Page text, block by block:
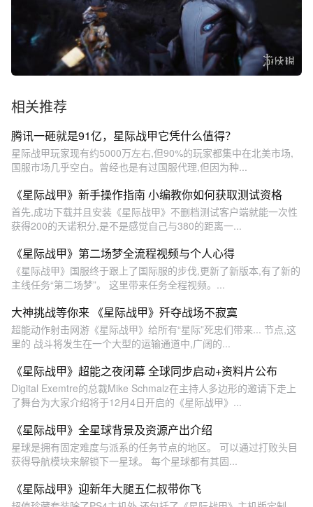
相关推荐
腾讯一砸就是91亿，星际战甲它凭什么值得？
星际战甲玩家现有约5000万左右,但90%的玩家都集中在北美市场,
国服市场几乎空白。曾经也是有过国服代理,但因为种...
《星际战甲》新手操作指南 小编教你如何获取测试资格
首先,成功下载并且安装《星际战甲》不删档测试客户端就能一次性
获得200的天诺积分,是不是感觉自己与380的距离一...
《星际战甲》第二场梦全流程视频与个人心得
《星际战甲》国服终于跟上了国际服的步伐,更新了新版本,有了新的
主线任务“第二场梦”。 这里带来任务全程视频。...
大神挑战等你来 《星际战甲》歼夺战场不寂寞
超能动作射击网游《星际战甲》给所有“星际”死忠们带来... 节点,这
里的 战斗将发生在一个大型的运输通道中,广阔的...
《星际战甲》超能之夜闭幕 全球同步启动+资料片公布
Digital Exemtre的总裁Mike Schmalz在主持人多边形的邀请下走上
了舞台为大家介绍将于12月4日开启的《星际战甲》...
《星际战甲》全星球背景及资源产出介绍
星球是拥有固定难度与派系的任务节点的地区。 可以通过打败头目
获得导航模块来解锁下一星球。 每个星球都有其固...
《星际战甲》迎新年大腿五仁叔带你飞